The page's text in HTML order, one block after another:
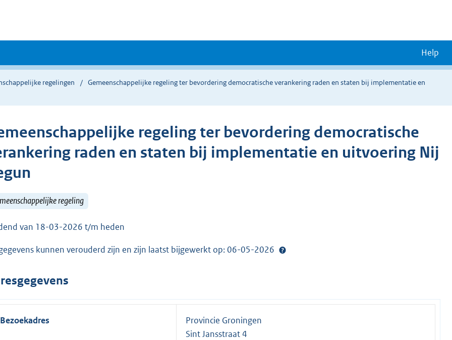
Help
regelingen Gemeenschappelijke regeling ter bevordering democratische verankering raden en staten bij implementatie en
regeling ter bevordering democratische
raden en staten bij implementatie en uitvoering Nij
regeling
van 18-03-2026 t/m heden
kunnen verouderd zijn en zijn laatst bijgewerkt op: 06-05-2026
Bezoekadres
Provincie Groningen
Sint Jansstraat 4